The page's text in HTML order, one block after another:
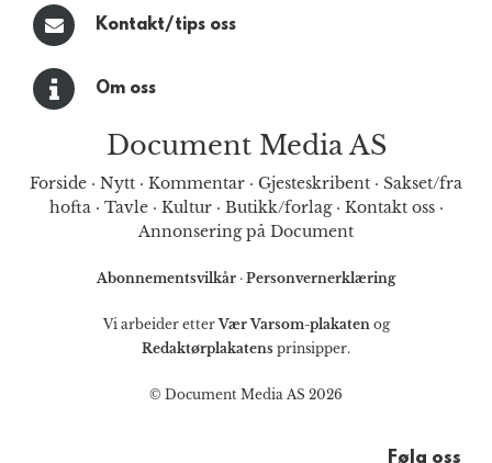
Kontakt/tips oss
Om oss
Document Media AS
Forside · Nytt · Kommentar · Gjesteskribent · Sakset/fra
hofta· Tavle· Kultur· Butikk/forlag· Kontakt oss·
Annonsering på Document
Abonnementsvilkår · Personvernerklæring
Vi arbeider etterVær Varsom-plakatenog
Redaktørplakatens prinsipper.
© Document Media AS 2026
Følg oss